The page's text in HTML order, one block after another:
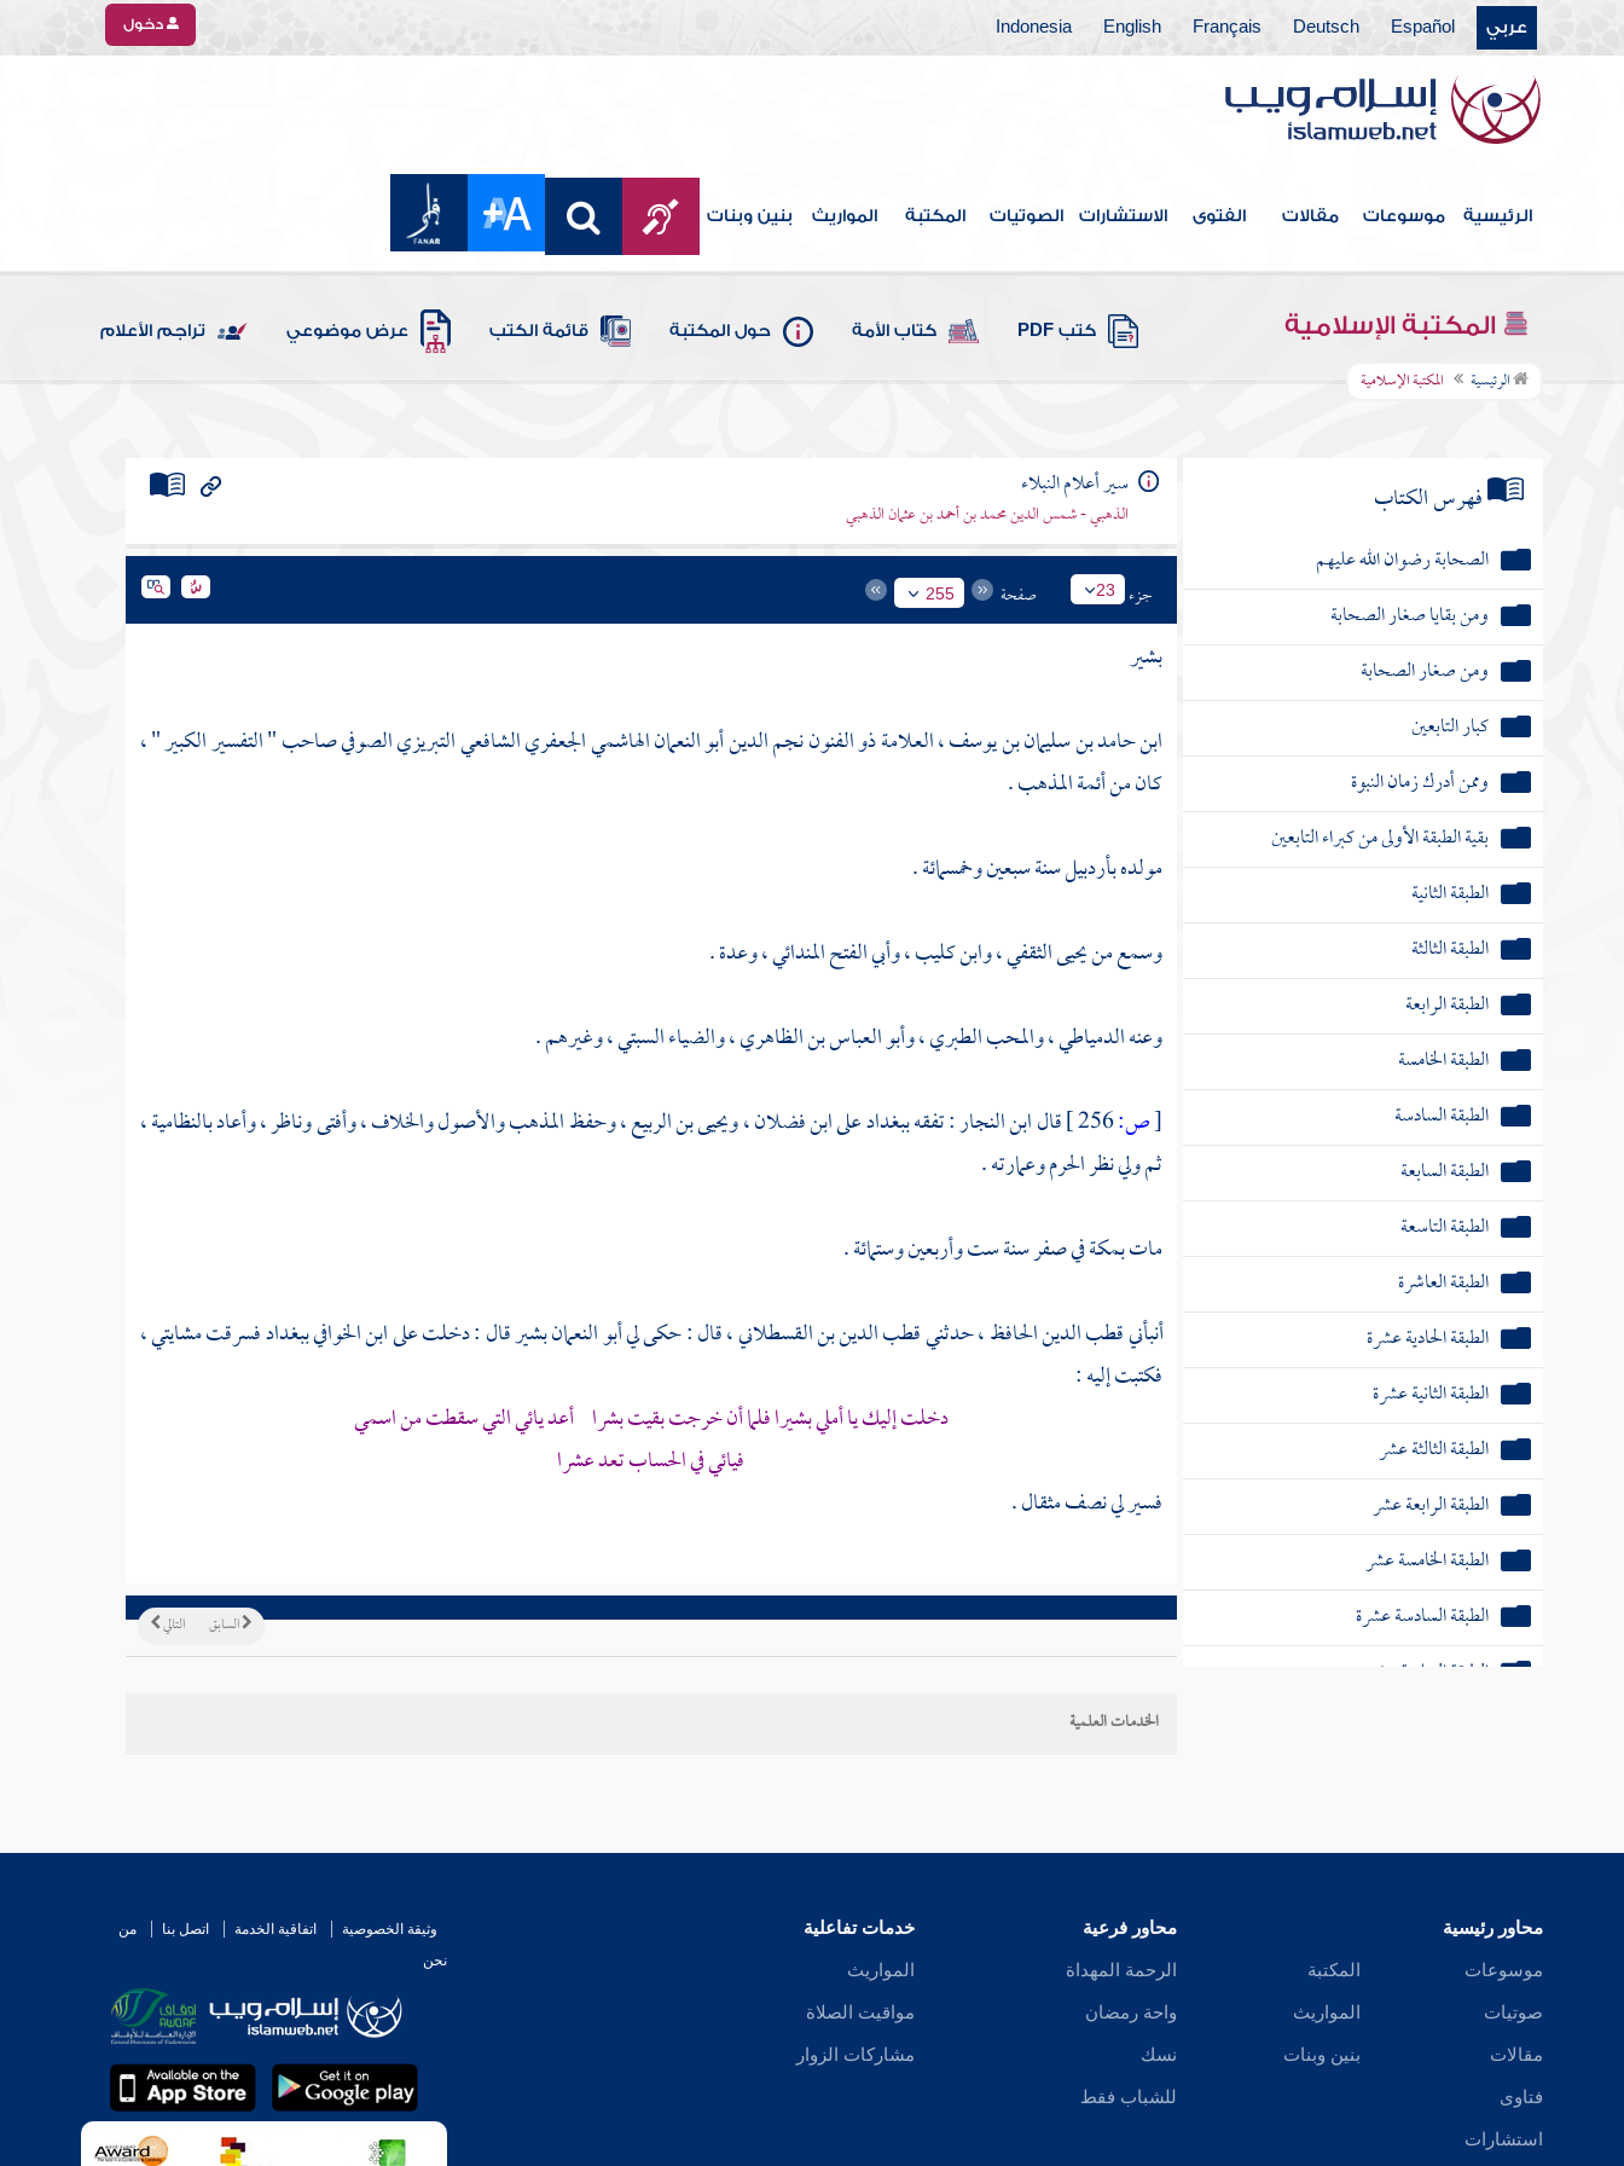
عربي Español
Deutsch
Français
English
Indonesia دخول
الرئيسية موسوعات مقالات الفتوى الاستشارات الصوتيات المكتبة المواريث بنين وبنات
المكتبة الإسلامية كتب PDF كتاب الأمة حول المكتبة قائمة الكتب عرض موضوعي تراجم الأعلام
الرئيسية المكتبة الإسلامية
فهرس الكتاب
الصحابة رضوان الله عليهم
ومن بقايا صغار الصحابة
ومن صغار الصحابة
كبار التابعين
وممن أدرك زمان النبوة
بقية الطبقة الأولى من كبراء التابعين
الطبقة الثانية
الطبقة الثالثة
الطبقة الرابعة
الطبقة الخامسة
الطبقة السادسة
الطبقة السابعة
الطبقة التاسعة
الطبقة العاشرة
الطبقة الحادية عشرة
الطبقة الثانية عشرة
الطبقة الثالثة عشر
الطبقة الرابعة عشر
الطبقة الخامسة عشر
الطبقة السادسة عشرة
الطبقة السابعة عشر
الطبقة الثانية والعشرون
الطبقة الثالثة والعشرون
الطبقة الرابعة والعشرون
سير أعلام النبلاء
الذهبي - شمس الدين محمد بن أحمد بن عثمان الذهبي
جزء 23 صفحة 255
بشير
ابن حامد بن سليمان بن يوسف ، العلامة ذو الفنون نجم الدين أبو النعمان الهاشمي الجعفري الشافعي التبريزي الصوفي صاحب " التفسير الكبير " ،
كان من أئمة المذهب .
مولدهبأردبيلسنة سبعين وخمسمائة .
وسمع منيحيى الثقفي،وابن كليب،وأبي الفتح المندائي، وعدة .
وعنهالدمياطي،والمحب الطبري،وأبو العباس بن الظاهري،والضياء السبتي، وغيرهم .
[ص: قالابن النجار: تفقهببغدادعلىابن فضلان،ويحيى بن الربيع، وحفظ المذهب والأصول والخلاف ، وأفتى وناظر ، وأعاد بالنظامية ،
ثم ولي نظرالحرموعمارته .
ماتبمكةفي صفر سنة ست وأربعين وستمائة .
أنبأنيقطب الدين الحافظ، حدثنيقطب الدين بن القسطلاني، قال : حكى ليأبو النعمان بشيرقال : دخلت علىابن الخوافيببغدادفسرقت مشايتي ،
فكتبت إليه :
دخلت إليك يا أملي بشيرا فلما أن خرجت بقيت بشرا أعد يائي التي سقطت من اسمي
فيائي في الحساب تعد عشرا
فسير لي نصف مثقال .
التالي السابق
الخدمات العلمية
محاور رئيسية
موسوعات
صوتيات
مقالات
فتاوى
استشارات
المكتبة
المواريث
بنين وبنات
محاور فرعية
الرحمة المهداة
واحة رمضان
نسك
للشباب فقط
خدمات تفاعلية
المواريث
مواقيت الصلاة
مشاركات الزوار
وثيقة الخصوصية اتفاقية الخدمة اتصل بنا
من
نحن